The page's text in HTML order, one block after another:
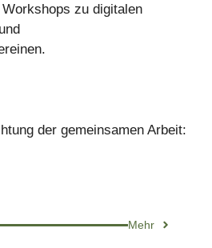
zu digitalen
der gemeinsamen Arbeit:
Mehr